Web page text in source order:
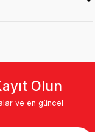
Olun
ve en güncel